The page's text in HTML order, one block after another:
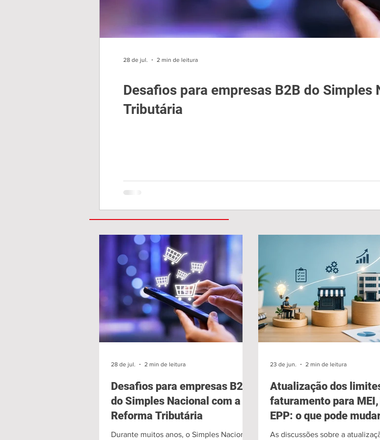
Desafios para empresas B2B do Simples
Tributária
28 de jul. 2 min de leitura
Desafios para empresas B2B
do Simples Nacional com a
Reforma Tributária
Durante muitos anos, o Simples Nacional
28 de jul. 2 min de leitura
Atualização dos
faturamento para MEI,
EPP: o que pode
as empresas?
As discussões sobre a
23 de jun. 2 min de leitura